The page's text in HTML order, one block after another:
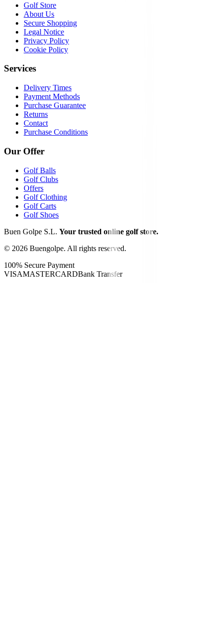
Golf Store
About Us
Secure Shopping
Legal Notice
Privacy Policy
Cookie Policy
Services
Delivery Times
Payment Methods
Purchase Guarantee
Returns
Contact
Purchase Conditions
Our Offer
Golf Balls
Golf Clubs
Offers
Golf Clothing
Golf Carts
Golf Shoes
Buen Golpe S.L. Your trusted online golf store.
© 2026 Buengolpe. All rights reserved.
100% Secure Payment
VISAMASTERCARDBank Transfer